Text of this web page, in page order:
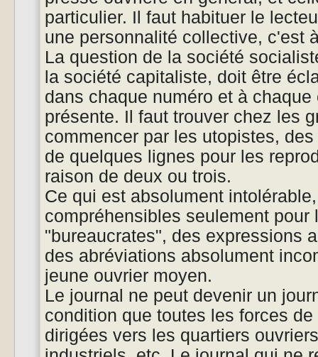
particulier. Il faut habituer le
une personnalité collective, c'est
La question de la société
la société capitaliste, doit être
dans chaque numéro et à
présente. Il faut trouver chez les
commencer par les utopistes,
de quelques lignes pour les
raison de deux ou trois.
Ce qui est absolument
compréhensibles seulement pour
"bureaucrates", des expressions
des abréviations absolument
jeune ouvrier moyen.
Le journal ne peut devenir un
condition que toutes les forces
dirigées vers les quartiers